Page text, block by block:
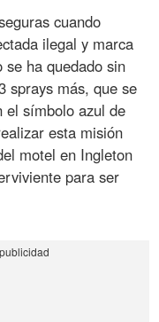
cuando
ilegal y marca
se ha quedado sin
sprays más, que se
el símbolo azul de
esta misión
motel en Ingleton
para ser